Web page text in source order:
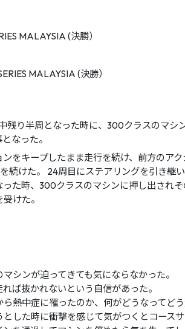
MALAYSIA (決勝）
残り半周となった時に、300クラスのマシ
なった。
をキープしたまま走行を続け、前方のア
続けた。 24周目にステアリングを引き継
た時、300クラスのマシンに押し出され
けた。
シンが迫ってきても気にならなかった。
ば抜かれないという自信があった。
熱中症に罹ったのか、何がどうなってどう
した時に衝撃を感じて気がつくとコース